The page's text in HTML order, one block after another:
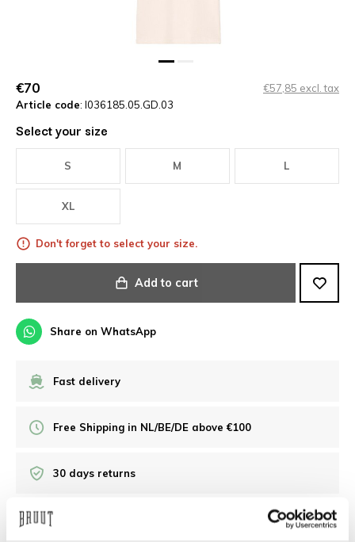
€70
€57,85 excl. tax
Article code: I036185.05.GD.03
Select your size
S M L
XL
Don't forget to select your size.
Add to cart
Share on WhatsApp
Fast delivery
Free Shipping in NL/BE/DE above €100
30 days returns